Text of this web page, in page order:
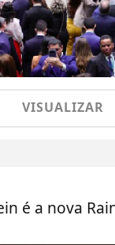
VISUALIZAR
é a nova